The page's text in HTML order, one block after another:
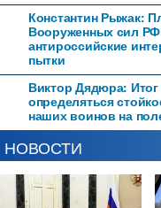
Константин Рыжак:
Вооруженных сил РФ
антироссийские
пытки
Виктор Дядюра:
определяться
наших воинов на
НОВОСТИ